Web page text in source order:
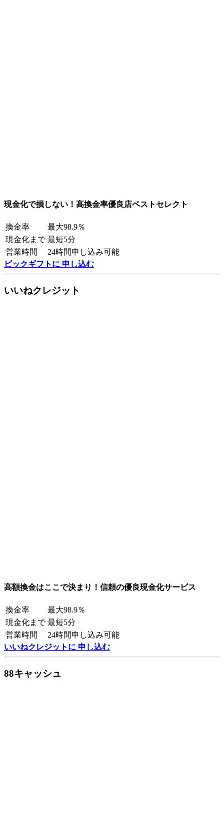
現金化で損しない！高換金率優良店ベストセレクト
換金率
最大98.9％
現金化まで 最短5分
営業時間
24時間申し込み可能
ビックギフトに 申し込む
いいねクレジット
高額換金はここで決まり！信頼の優良現金化サービス
換金率
最大98.9％
現金化まで 最短5分
営業時間
24時間申し込み可能
いいねクレジットに 申し込む
88キャッシュ